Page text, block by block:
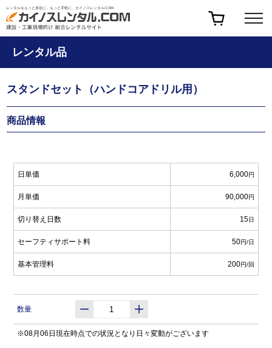
レンタルをもっと身近に、もっと手軽に、カイノスレンタル.COM
レンタル品
スタンドセット（ハンドコアドリル用）
商品情報
日単価 6,000円
月単価 90,000円
切り替え日数 15日
セーフティサポート料 50円/日
基本管理料 200円/回
数量
※08月06日現在時点での状況となり日々変動がございます